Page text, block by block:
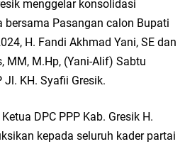
Dusun Kedungsekar Lor, Tradisi Luhur
menggelar konsolidasi
bersama Pasangan calon Bupati
H. Fandi Akhmad Yani, SE dan
MM, M.Hp, (Yani-Alif) Sabtu
KH. Syafii Gresik.
DPC PPP Kab. Gresik H.
kepada seluruh kader partai